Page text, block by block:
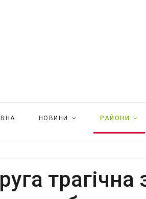
НОВИНИ РАЙОНИ
трагічна